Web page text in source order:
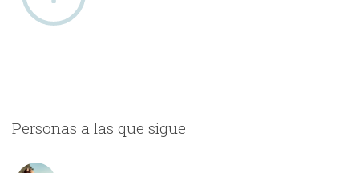
Personas a las que sigue